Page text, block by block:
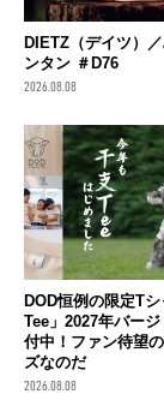
DIETZ（デイツ）
ンタン ＃D76
2026.08.08
DOD恒例の限定T
Tee」2027年バー
付中！ファン待望
ズなのだ
2026.08.08